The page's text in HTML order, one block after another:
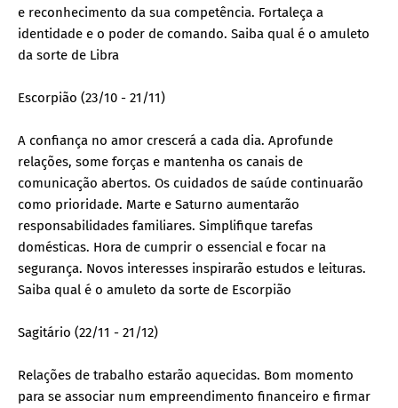
e reconhecimento da sua competência. Fortaleça a
identidade e o poder de comando. Saiba qual é o amuleto
da sorte de Libra
Escorpião (23/10 - 21/11)
A confiança no amor crescerá a cada dia. Aprofunde
relações, some forças e mantenha os canais de
comunicação abertos. Os cuidados de saúde continuarão
como prioridade. Marte e Saturno aumentarão
responsabilidades familiares. Simplifique tarefas
domésticas. Hora de cumprir o essencial e focar na
segurança. Novos interesses inspirarão estudos e leituras.
Saiba qual é o amuleto da sorte de Escorpião
Sagitário (22/11 - 21/12)
Relações de trabalho estarão aquecidas. Bom momento
para se associar num empreendimento financeiro e firmar